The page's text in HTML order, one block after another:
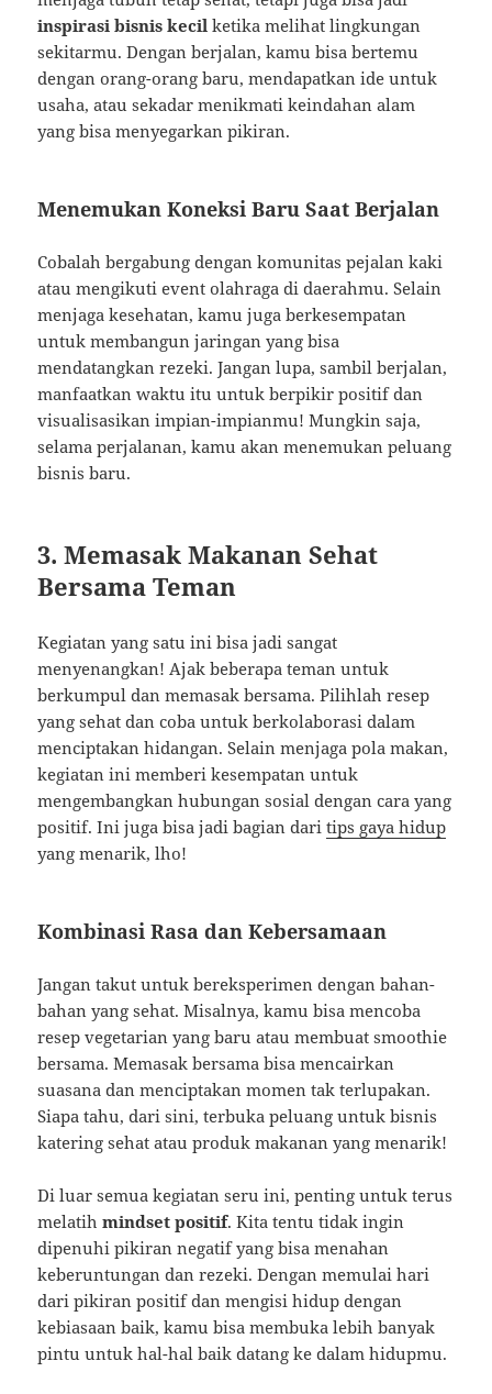
inspirasi bisnis kecil ketika melihat lingkungan
sekitarmu. Dengan berjalan, kamu bisa bertemu
dengan orang-orang baru, mendapatkan ide untuk
usaha, atau sekadar menikmati keindahan alam
yang bisa menyegarkan pikiran.
Menemukan Koneksi Baru Saat Berjalan
Cobalah bergabung dengan komunitas pejalan kaki
atau mengikuti event olahraga di daerahmu. Selain
menjaga kesehatan, kamu juga berkesempatan
untuk membangun jaringan yang bisa
mendatangkan rezeki. Jangan lupa, sambil berjalan,
manfaatkan waktu itu untuk berpikir positif dan
visualisasikan impian-impianmu! Mungkin saja,
selama perjalanan, kamu akan menemukan peluang
bisnis baru.
3. Memasak Makanan Sehat
Bersama Teman
Kegiatan yang satu ini bisa jadi sangat
menyenangkan! Ajak beberapa teman untuk
berkumpul dan memasak bersama. Pilihlah resep
yang sehat dan coba untuk berkolaborasi dalam
menciptakan hidangan. Selain menjaga pola makan,
kegiatan ini memberi kesempatan untuk
mengembangkan hubungan sosial dengan cara yang
positif. Ini juga bisa jadi bagian daritips gaya hidup
yang menarik, lho!
Kombinasi Rasa dan Kebersamaan
Jangan takut untuk bereksperimen dengan bahan-
bahan yang sehat. Misalnya, kamu bisa mencoba
resep vegetarian yang baru atau membuat smoothie
bersama. Memasak bersama bisa mencairkan
suasana dan menciptakan momen tak terlupakan.
Siapa tahu, dari sini, terbuka peluang untuk bisnis
katering sehat atau produk makanan yang menarik!
Di luar semua kegiatan seru ini, penting untuk terus
melatihmindset positif. Kita tentu tidak ingin
dipenuhi pikiran negatif yang bisa menahan
keberuntungan dan rezeki. Dengan memulai hari
dari pikiran positif dan mengisi hidup dengan
kebiasaan baik, kamu bisa membuka lebih banyak
pintu untuk hal-hal baik datang ke dalam hidupmu.